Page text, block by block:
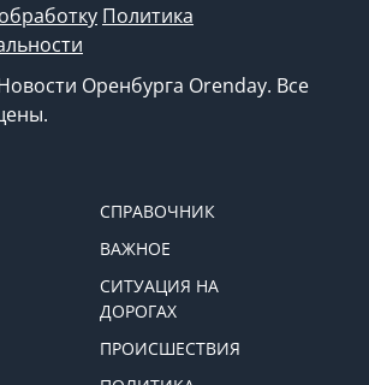
Политика
Оренбурга Orenday. Все
СПРАВОЧНИК
ВАЖНОЕ
СИТУАЦИЯ НА
ДОРОГАХ
ПРОИСШЕСТВИЯ